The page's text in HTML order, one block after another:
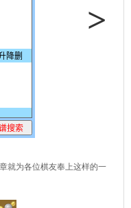
就为各位棋友奉上这样的一
>